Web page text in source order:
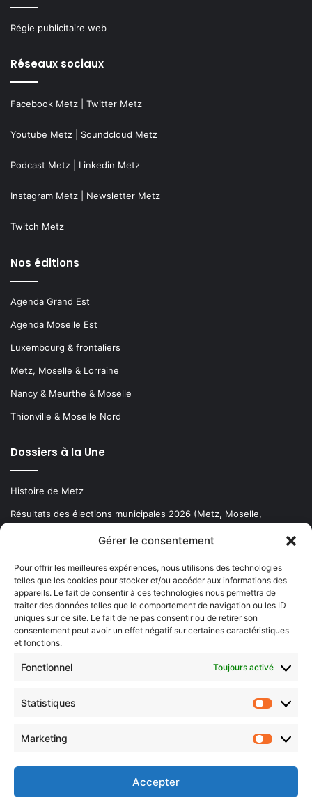
Gérer le consentement
Pour offrir les meilleures expériences, nous utilisons des technologies
telles que les cookies pour stocker et/ou accéder aux informations des
appareils. Le fait de consentir à ces technologies nous permettra de
traiter des données telles que le comportement de navigation ou les ID
uniques sur ce site. Le fait de ne pas consentir ou de retirer son
consentement peut avoir un effet négatif sur certaines caractéristiques
et fonctions.
Fonctionnel Toujours activé
Statistiques
Marketing
Accepter
Régie publicitaire web
Réseaux sociaux
Facebook Metz Twitter Metz
Youtube Metz Soundcloud Metz
Podcast Metz Linkedin Metz
Instagram Metz Newsletter Metz
Twitch Metz
Nos éditions
Agenda Grand Est
Agenda Moselle Est
Luxembourg & frontaliers
Metz, Moselle & Lorraine
Nancy & Meurthe & Moselle
Thionville & Moselle Nord
Dossiers à la Une
Histoire de Metz
Résultats des élections municipales 2026 (Metz, Moselle,
Newsletter gratuite
Choisissez : matin, soir ou hebdo ?
votre